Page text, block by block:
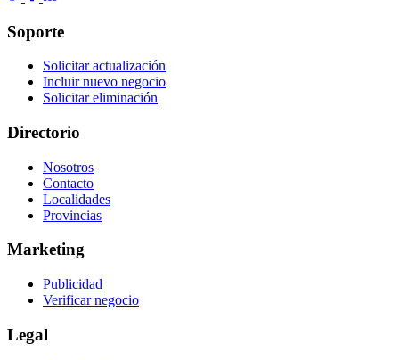
Soporte
Solicitar actualización
Incluir nuevo negocio
Solicitar eliminación
Directorio
Nosotros
Contacto
Localidades
Provincias
Marketing
Publicidad
Verificar negocio
Legal